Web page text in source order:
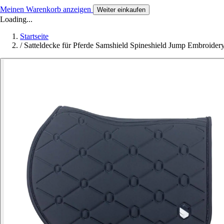
Meinen Warenkorb anzeigen Weiter einkaufen
Loading...
Startseite
/ Satteldecke für Pferde Samshield Spineshield Jump